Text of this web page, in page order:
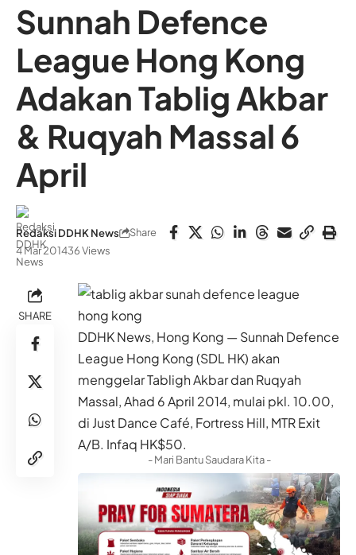
Sunnah Defence
League Hong Kong
Adakan Tablig Akbar
& Ruqyah Massal 6
April
Redaksi DDHK News
4 Mar 201436 Views
Share
SHARE
DDHK News, Hong Kong — Sunnah Defence
League Hong Kong (SDL HK) akan
menggelar Tabligh Akbar dan Ruqyah
Massal, Ahad 6 April 2014, mulai pkl. 10.00,
di Just Dance Café, Fortress Hill, MTR Exit
A/B. Infaq HK$50.
- Mari Bantu Saudara Kita -